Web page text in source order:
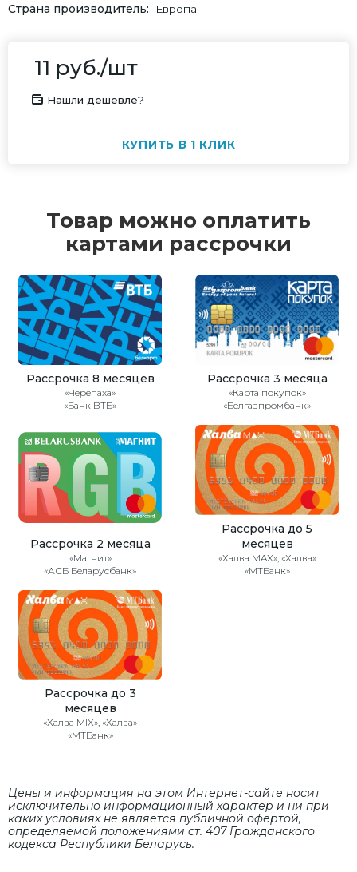
Страна производитель Европа
11 руб./шт
Нашли дешевле?
КУПИТЬ В 1 КЛИК
Товар можно оплатить
картами рассрочки
Рассрочка 8 месяцев
«Черепаха»
«Банк ВТБ»
Рассрочка 3 месяца
«Карта покупок»
«Белгазпромбанк»
Рассрочка 2 месяца
«Магнит»
«АСБ Беларусбанк»
Рассрочка до 5
месяцев
«Халва MAX», «Халва»
«МТБанк»
Рассрочка до 3
месяцев
«Халва MIX», «Халва»
«МТБанк»
Цены и информация на этом Интернет-сайте носит
исключительно информационный характер и ни при
каких условиях не является публичной офертой,
определяемой положениями cт. 407 Гражданского
кодекса Республики Беларусь.